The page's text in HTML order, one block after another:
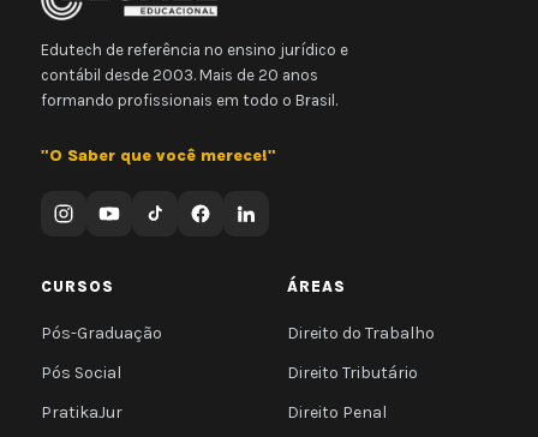
Edutech de referência no ensino jurídico e
contábil desde 2003. Mais de 20 anos
formando profissionais em todo o Brasil.
"O Saber que você merece!"
CURSOS
Pós-Graduação
Pós Social
PratikaJur
ÁREAS
Direito do Trabalho
Direito Tributário
Direito Penal